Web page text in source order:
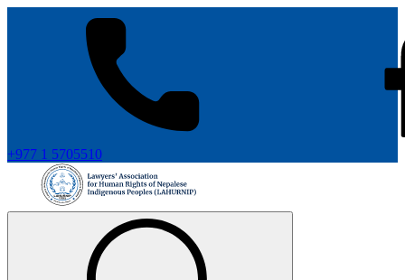
+977 1 5705510